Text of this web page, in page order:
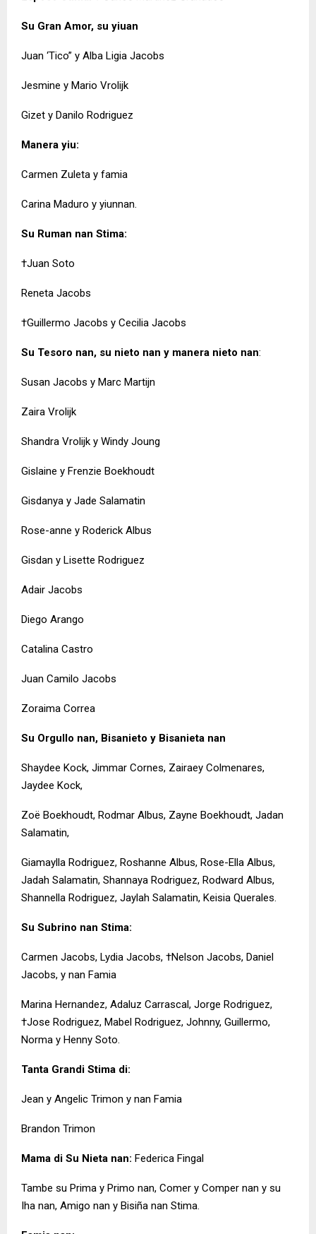
Su Gran Amor, su yiuan
Juan ‘Tico” y Alba Ligia Jacobs
Jesmine y Mario Vrolijk
Gizet y Danilo Rodriguez
Manera yiu:
Carmen Zuleta y famia
Carina Maduro y yiunnan.
Su Ruman nan Stima:
†Juan Soto
Reneta Jacobs
†Guillermo Jacobs y Cecilia Jacobs
Su Tesoro nan, su nieto nan y manera nieto nan:
Susan Jacobs y Marc Martijn
Zaira Vrolijk
Shandra Vrolijk y Windy Joung
Gislaine y Frenzie Boekhoudt
Gisdanya y Jade Salamatin
Rose-anne y Roderick Albus
Gisdan y Lisette Rodriguez
Adair Jacobs
Diego Arango
Catalina Castro
Juan Camilo Jacobs
Zoraima Correa
Su Orgullo nan, Bisanieto y Bisanieta nan
Shaydee Kock, Jimmar Cornes, Zairaey Colmenares,
Jaydee Kock,
Zoë Boekhoudt, Rodmar Albus, Zayne Boekhoudt, Jadan
Salamatin,
Giamaylla Rodriguez, Roshanne Albus, Rose-Ella Albus,
Jadah Salamatin, Shannaya Rodriguez, Rodward Albus,
Shannella Rodriguez, Jaylah Salamatin, Keisia Querales.
Su Subrino nan Stima:
Carmen Jacobs, Lydia Jacobs, †Nelson Jacobs, Daniel
Jacobs, y nan Famia
Marina Hernandez, Adaluz Carrascal, Jorge Rodriguez,
†Jose Rodriguez, Mabel Rodriguez, Johnny, Guillermo,
Norma y Henny Soto.
Tanta Grandi Stima di:
Jean y Angelic Trimon y nan Famia
Brandon Trimon
Mama di Su Nieta nan: Federica Fingal
Tambe su Prima y Primo nan, Comer y Comper nan y su
Iha nan, Amigo nan y Bisiña nan Stima.